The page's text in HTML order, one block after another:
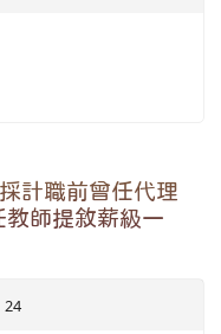
計職前曾任代理
師提敘薪級一
24